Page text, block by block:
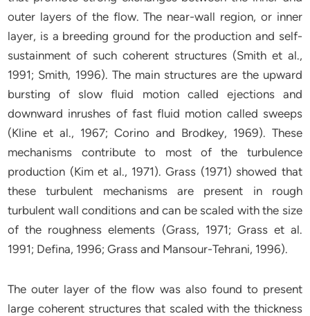
outer layers of the flow. The near-wall region, or inner
layer, is a breeding ground for the production and self-
sustainment of such coherent structures (Smith et al.,
1991; Smith, 1996). The main structures are the upward
bursting of slow fluid motion called ejections and
downward inrushes of fast fluid motion called sweeps
(Kline et al., 1967; Corino and Brodkey, 1969). These
mechanisms contribute to most of the turbulence
production (Kim et al., 1971). Grass (1971) showed that
these turbulent mechanisms are present in rough
turbulent wall conditions and can be scaled with the size
of the roughness elements (Grass, 1971; Grass et al.
1991; Defina, 1996; Grass and Mansour-Tehrani, 1996).
The outer layer of the flow was also found to present
large coherent structures that scaled with the thickness